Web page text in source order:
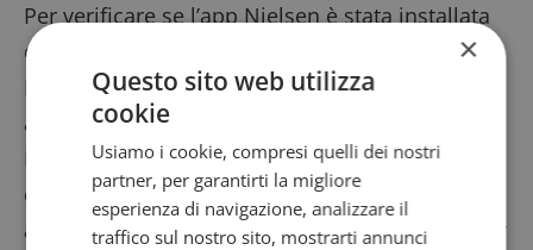
Per verificare se l’app Nielsen è stata installata
correttamente, apri l’app e seleziona “Stato
Panel”. Se visualizzi la scritta “Attivo” in verde,
allora tutto è a posto.
Il tuo comportamento online verrà tracciato e
comparato,in modo completamente
anonimo, con quello di altri utenti registrati per
×
Questo sito web utilizza
cookie
Usiamo i cookie, compresi quelli dei nostri
partner, per garantirti la migliore
esperienza di navigazione, analizzare il
traffico sul nostro sito, mostrarti annunci